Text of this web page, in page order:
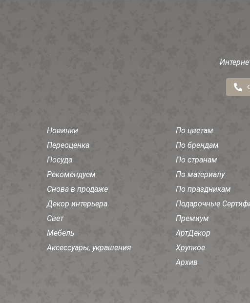
Новинки
Переоценка
Посуда
Рекомендуем
Снова в продаже
Декор интерьера
Свет
Мебель
Аксессуары, украшения
По цветам
По брендам
По странам
По материалу
По праздникам
Подарочные
Премиум
АртДекор
Хрупкое
Архив